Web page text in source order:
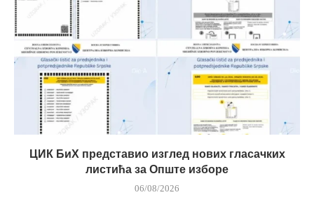
ЦИК БиХ представио изглед нових гласачких
листића за Опште изборе
06/08/2026